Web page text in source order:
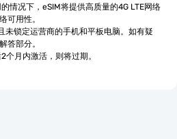
情况下，eSIM将提供高质量的4G LTE网络
可用性。
未锁定运营商的手机和平板电脑。如有疑
答部分。
个月内激活，则将过期。